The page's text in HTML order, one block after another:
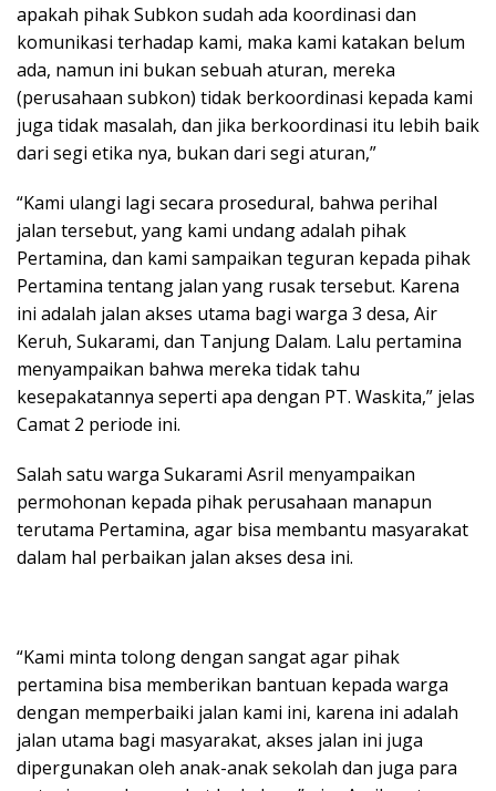
apakah pihak Subkon sudah ada koordinasi dan
komunikasi terhadap kami, maka kami katakan belum
ada, namun ini bukan sebuah aturan, mereka
(perusahaan subkon) tidak berkoordinasi kepada kami
juga tidak masalah, dan jika berkoordinasi itu lebih baik
dari segi etika nya, bukan dari segi aturan,”
“Kami ulangi lagi secara prosedural, bahwa perihal
jalan tersebut, yang kami undang adalah pihak
Pertamina, dan kami sampaikan teguran kepada pihak
Pertamina tentang jalan yang rusak tersebut. Karena
ini adalah jalan akses utama bagi warga 3 desa, Air
Keruh, Sukarami, dan Tanjung Dalam. Lalu pertamina
menyampaikan bahwa mereka tidak tahu
kesepakatannya seperti apa dengan PT. Waskita,” jelas
Camat 2 periode ini.
Salah satu warga Sukarami Asril menyampaikan
permohonan kepada pihak perusahaan manapun
terutama Pertamina, agar bisa membantu masyarakat
dalam hal perbaikan jalan akses desa ini.
“Kami minta tolong dengan sangat agar pihak
pertamina bisa memberikan bantuan kepada warga
dengan memperbaiki jalan kami ini, karena ini adalah
jalan utama bagi masyarakat, akses jalan ini juga
dipergunakan oleh anak-anak sekolah dan juga para